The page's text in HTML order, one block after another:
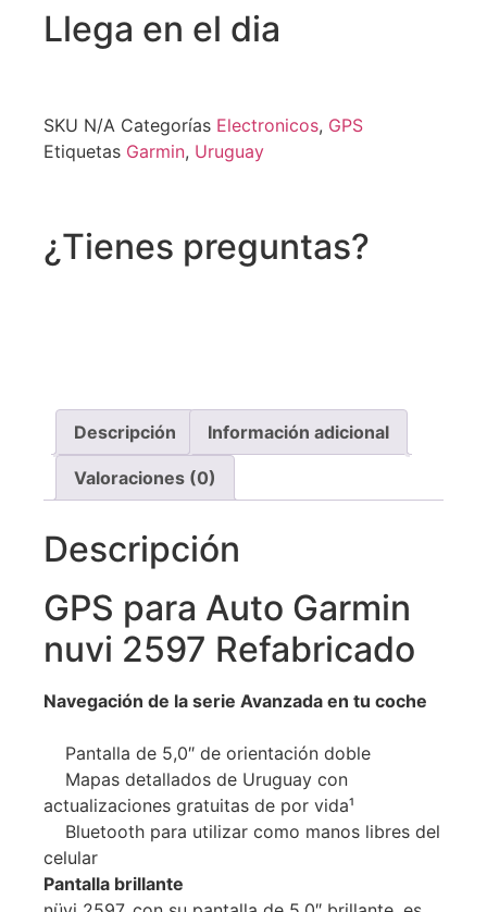
Llega en el dia
SKU N/A Categorías Electronicos, GPS
Etiquetas Garmin, Uruguay
¿Tienes preguntas?
Descripción Información adicional
Valoraciones (0)
Descripción
GPS para Auto Garmin
nuvi 2597 Refabricado
Navegación de la serie Avanzada en tu coche
Pantalla de 5,0″ de orientación doble
Mapas detallados de Uruguay con
actualizaciones gratuitas de por vida¹
Bluetooth para utilizar como manos libres del
celular
Pantalla brillante